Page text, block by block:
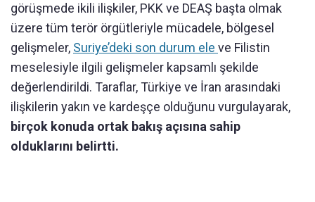
görüşmede ikili ilişkiler, PKK ve DEAŞ başta olmak
üzere tüm terör örgütleriyle mücadele, bölgesel
gelişmeler, Suriye’deki son durum ele ve Filistin
meselesiyle ilgili gelişmeler kapsamlı şekilde
değerlendirildi. Taraflar, Türkiye ve İran arasındaki
ilişkilerin yakın ve kardeşçe olduğunu vurgulayarak,
birçok konuda ortak bakış açısına sahip
olduklarını belirtti.